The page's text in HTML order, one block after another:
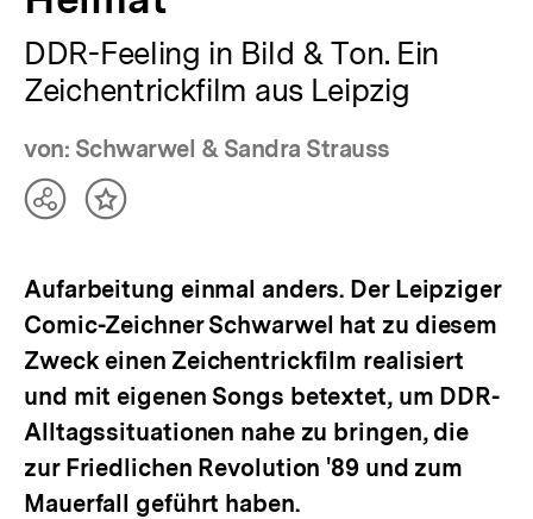
DDR-Feeling in Bild & Ton. Ein
Zeichentrickfilm aus Leipzig
von: Schwarwel & Sandra Strauss
TeilenInhalt
Aufarbeitung einmal anders. Der Leipziger
Comic-Zeichner Schwarwel hat zu diesem
Zweck einen Zeichentrickfilm realisiert
und mit eigenen Songs betextet, um DDR-
Alltagssituationen nahe zu bringen, die
zur Friedlichen Revolution '89 und zum
Mauerfall geführt haben.